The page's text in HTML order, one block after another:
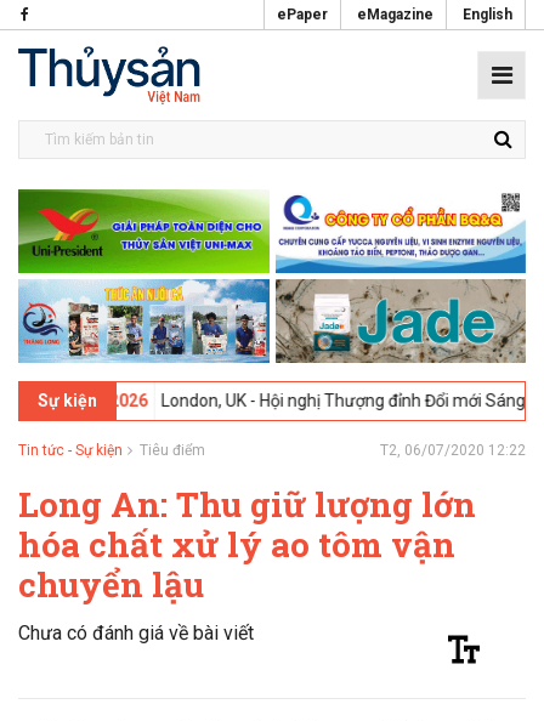
ePaper eMagazine English
Sự kiện
09-02-2026 London, UK - Hội nghị Thượng đỉnh Đổi mới Sáng tạo
Tin tức - Sự kiện Tiêu điểm T2, 06/07/2020 12:22
Long An: Thu giữ lượng lớn
hóa chất xử lý ao tôm vận
chuyển lậu
Chưa có đánh giá về bài viết